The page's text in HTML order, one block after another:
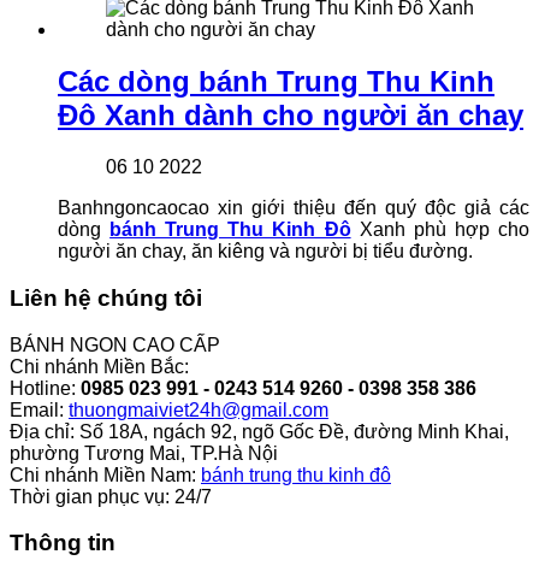
Các dòng bánh Trung Thu Kinh
Đô Xanh dành cho người ăn chay
06 10 2022
Banhngoncaocao xin giới thiệu đến quý độc giả các
dòng
bánh Trung Thu Kinh ĐôXanh phù hợp cho
người ăn chay, ăn kiêng và người bị tiểu đường.
Liên hệ chúng tôi
BÁNH NGON CAO CẤP
Chi nhánh Miền Bắc:
Hotline: 0985 023 991 - 0243 514 9260 - 0398 358 386
Email: thuongmaiviet24h@gmail.com
Địa chỉ: Số 18A, ngách 92, ngõ Gốc Đề, đường Minh Khai,
phường Tương Mai, TP.Hà Nội
Chi nhánh Miền Nam: bánh trung thu kinh đô
Thời gian phục vụ: 24/7
Thông tin